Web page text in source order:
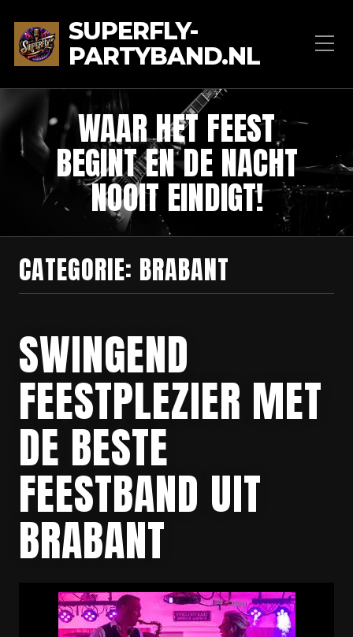
SUPERFLY-
PARTYBAND.NL
WAAR HET FEEST
BEGINT EN DE NACHT
NOOIT EINDIGT!
CATEGORIE: BRABANT
SWINGEND
FEESTPLEZIER MET
DE BESTE
FEESTBAND UIT
BRABANT